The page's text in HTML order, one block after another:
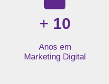
+ 10
Anos em
Marketing Digital